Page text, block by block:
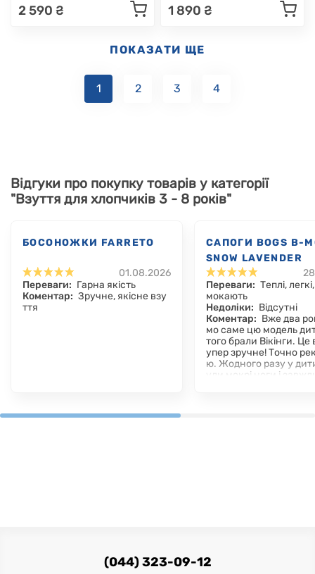
2 590 ₴ 1 890 ₴
ПОКАЗАТИ ЩЕ
1 2 3 4
Відгуки про покупку товарів у категорії
"Взуття для хлопчиків 3 - 8 років"
БОСОНОЖКИ FARRETO
01.08.2026
Переваги: Гарна якість
Коментар: Зручне, якісне взу
ття
САПОГИ BOGS B-
SNOW LAVENDER
Переваги: Теплі,
мокають
Недоліки: Відсутні
Коментар: Вже два
мо саме цю модель
того брали Вікінги. Це
упер зручне! Точно
ю. Жодного разу у
ули мокрі ноги і
(044) 323-09-12